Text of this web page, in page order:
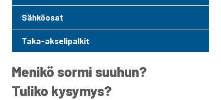
Sähköosat
Taka-akselipalkit
Menikö sormi suuhun?
Tuliko kysymys?